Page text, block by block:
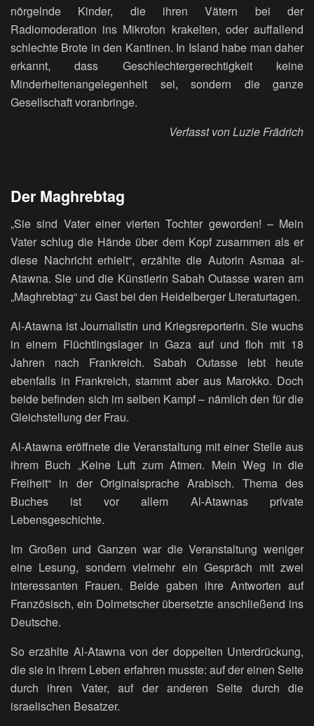
nörgelnde Kinder, die ihren Vätern bei der
Radiomoderation ins Mikrofon krakelten, oder auffallend
schlechte Brote in den Kantinen. In Island habe man daher
erkannt, dass Geschlechtergerechtigkeit keine
Minderheitenangelegenheit sei, sondern die ganze
Gesellschaft voranbringe.
Verfasst von Luzie Frädrich
Der Maghrebtag
„Sie sind Vater einer vierten Tochter geworden! – Mein
Vater schlug die Hände über dem Kopf zusammen als er
diese Nachricht erhielt“, erzählte die Autorin Asmaa al-
Atawna. Sie und die Künstlerin Sabah Outasse waren am
„Maghrebtag“ zu Gast bei den Heidelberger Literaturtagen.
Al-Atawna ist Journalistin und Kriegsreporterin. Sie wuchs
in einem Flüchtlingslager in Gaza auf und floh mit 18
Jahren nach Frankreich. Sabah Outasse lebt heute
ebenfalls in Frankreich, stammt aber aus Marokko. Doch
beide befinden sich im selben Kampf – nämlich den für die
Gleichstellung der Frau.
Al-Atawna eröffnete die Veranstaltung mit einer Stelle aus
ihrem Buch „Keine Luft zum Atmen. Mein Weg in die
Freiheit“ in der Originalsprache Arabisch. Thema des
Buches ist vor allem Al-Atawnas private
Lebensgeschichte.
Im Großen und Ganzen war die Veranstaltung weniger
eine Lesung, sondern vielmehr ein Gespräch mit zwei
interessanten Frauen. Beide gaben ihre Antworten auf
Französisch, ein Dolmetscher übersetzte anschließend ins
Deutsche.
So erzählte Al-Atawna von der doppelten Unterdrückung,
die sie in ihrem Leben erfahren musste: auf der einen Seite
durch ihren Vater, auf der anderen Seite durch die
israelischen Besatzer.